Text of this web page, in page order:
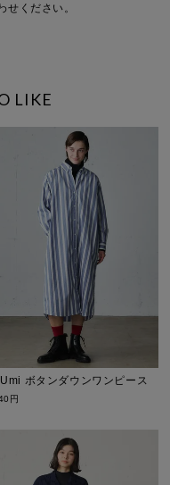
せください。
LIKE
ボタンダウンワンピース
円